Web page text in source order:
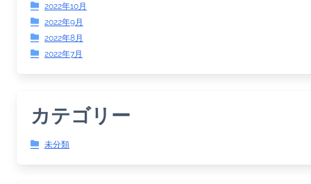
2022年10月
2022年9月
2022年8月
2022年7月
カテゴリー
未分類